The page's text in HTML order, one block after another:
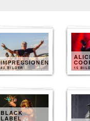
IMPRESSIONEN
40 BILDER 15
BLACK
LABEL